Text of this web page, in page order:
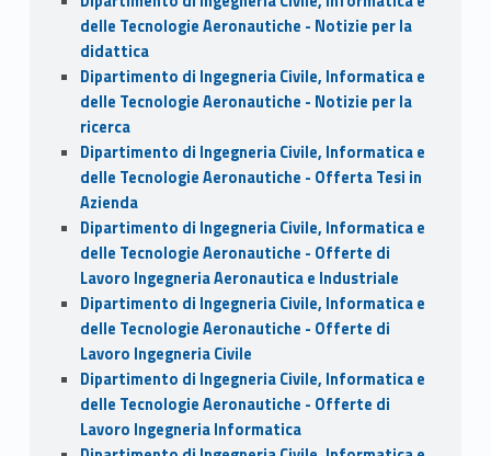
delle Tecnologie Aeronautiche - Notizie per la
didattica
Dipartimento di Ingegneria Civile, Informatica e
delle Tecnologie Aeronautiche - Notizie per la
ricerca
Dipartimento di Ingegneria Civile, Informatica e
delle Tecnologie Aeronautiche - Offerta Tesi in
Azienda
Dipartimento di Ingegneria Civile, Informatica e
delle Tecnologie Aeronautiche - Offerte di
Lavoro Ingegneria Aeronautica e Industriale
Dipartimento di Ingegneria Civile, Informatica e
delle Tecnologie Aeronautiche - Offerte di
Lavoro Ingegneria Civile
Dipartimento di Ingegneria Civile, Informatica e
delle Tecnologie Aeronautiche - Offerte di
Lavoro Ingegneria Informatica